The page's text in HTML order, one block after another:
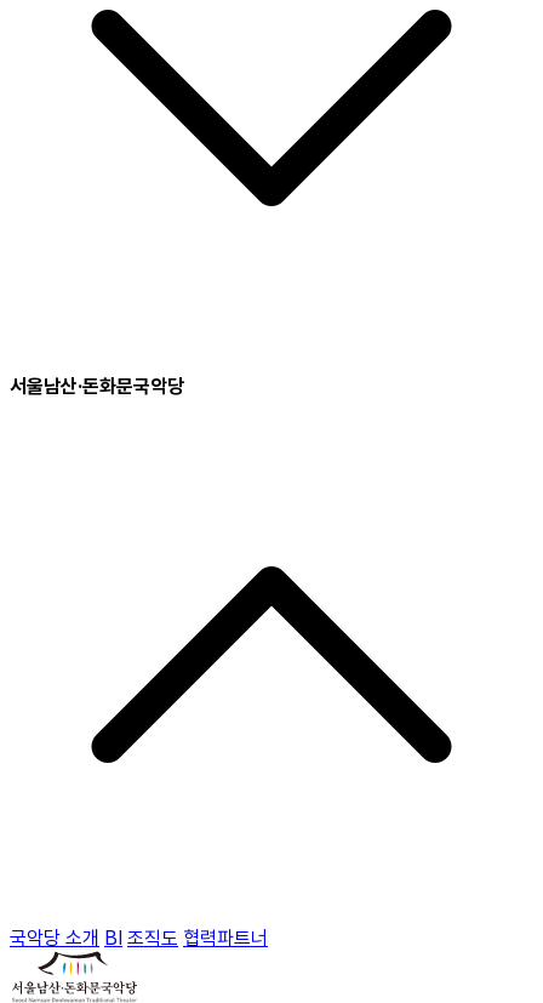
서울남산·돈화문국악당
국악당 소개 BI 조직도 협력파트너